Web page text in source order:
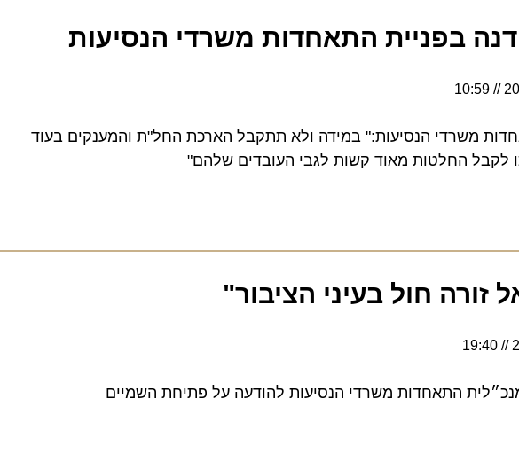
בפניית התאחדות משרדי הנסיעות
10:59
משרדי הנסיעות:" במידה ולא תתקבל הארכת החל"ת והמענקים בעוד
החלטות מאוד קשות לגבי העובדים שלהם"
חול בעיני הציבור"
התאחדות משרדי הנסיעות להודעה על פתיחת השמיים